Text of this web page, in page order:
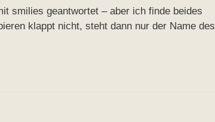
smilies geantwortet – aber ich finde beides
klappt nicht, steht dann nur der Name des